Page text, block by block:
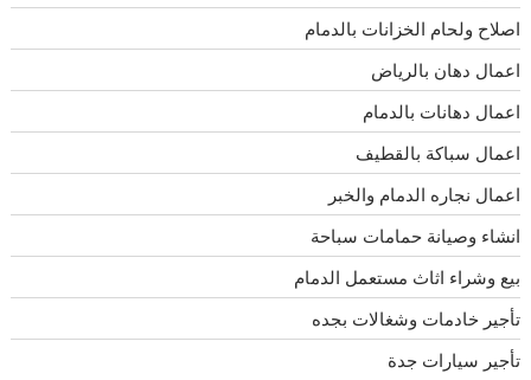
اصلاح ولحام الخزانات بالدمام
اعمال دهان بالرياض
اعمال دهانات بالدمام
اعمال سباكة بالقطيف
اعمال نجاره الدمام والخبر
انشاء وصيانة حمامات سباحة
بيع وشراء اثاث مستعمل الدمام
تأجير خادمات وشغالات بجده
تأجير سيارات جدة